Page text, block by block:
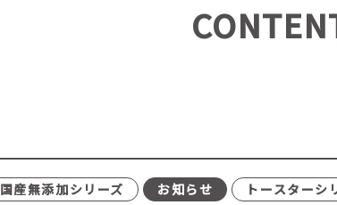
国産無添加シリーズ お知らせ トースターシ